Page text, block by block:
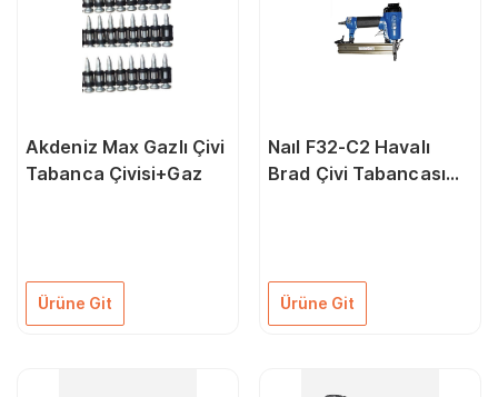
Akdeniz Max Gazlı Çivi
Tabanca Çivisi+Gaz
Ürüne Git
Naıl F32-C2 Havalı
Brad Çivi Tabancası
Ürüne Git